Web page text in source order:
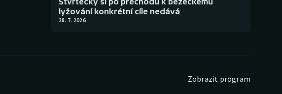
lyžování konkrétní cíle nedává
28. 7. 2026
Zobrazit program